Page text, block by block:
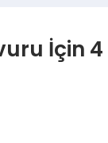
İçin 4